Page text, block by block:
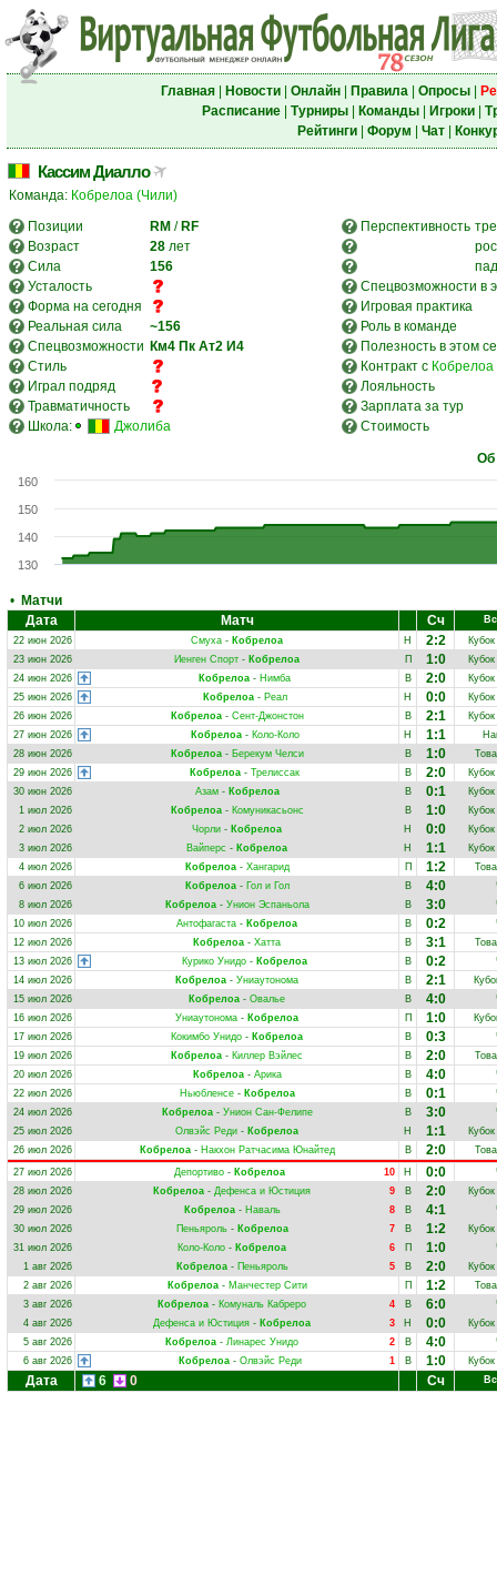
Главная| Новости| Онлайн| Правила| Опросы|
Расписание| Турниры| Команды| Игроки|
Рейтинги| Форум Чат|
Кассим Диалло
Команда: Кобрелоа (Чили)
Позиции
RM / RF Перспективность
Возраст
28 лет
Сила
156
Усталость
Спецвозможности в
Форма на сегодня
Игровая практика
Реальная сила
~156
Роль в команде
Спецвозможности Км4 Пк Ат2 И4
Полезность в этом
Стиль
Контракт с
Играл подряд
Лояльность
Травматичность
Зарплата за тур
Школа:
Джолиба Стоимость
Об
130
140
150
160
• Матчи
Дата
Матч Сч
22 июн 2026
Смуха - Кобрелоа Н 2:2
23 июн 2026
Иенген Спорт - Кобрелоа П 1:0
24 июн 2026
Кобрелоа - Нимба В 2:0
25 июн 2026
Кобрелоа- Реал Н 0:0
26 июн 2026
Кобрелоа- Сент-Джонстон В 2:1
27 июн 2026
Кобрелоа- Коло-Коло Н 1:1
28 июн 2026
Кобрелоа- Берекум Челси В 1:0
29 июн 2026
Кобрелоа - Трелиссак В 2:0
30 июн 2026
Азам- Кобрелоа В 0:1
1 июл 2026
Кобрелоа- Комуникасьонс В 1:0
2 июл 2026
Чорли - Кобрелоа Н 0:0
3 июл 2026
Вайперс - Кобрелоа Н 1:1
4 июл 2026
Кобрелоа- Хангарид П 1:2
6 июл 2026
Кобрелоа- Гол и Гол В 4:0
8 июл 2026
Кобрелоа- Унион Эспаньола В 3:0
10 июл 2026
Антофагаста - Кобрелоа В 0:2
12 июл 2026
Кобрелоа - Хатта В 3:1
13 июл 2026
Курико Унидо - Кобрелоа В 0:2
14 июл 2026
Кобрелоа - Униаутонома В 2:1
15 июл 2026
Кобрелоа - Овалье В 4:0
16 июл 2026
Униаутонома - Кобрелоа П 1:0
17 июл 2026
Кокимбо Унидо - Кобрелоа В 0:3
19 июл 2026
Кобрелоа - Киллер Вэйлес В 2:0
20 июл 2026
Кобрелоа- Арика В 4:0
22 июл 2026
Ньюбленсе- Кобрелоа В 0:1
24 июл 2026
Кобрелоа- Унион Сан-Фелипе В 3:0
25 июл 2026
Олвэйс Реди - Кобрелоа Н 1:1
26 июл 2026
Кобрелоа- Накхон Ратчасима Юнайтед В 2:0
27 июл 2026
10
Депортиво- Кобрелоа Н 0:0
28 июл 2026
9
Кобрелоа - Дефенса и Юстиция В 2:0
29 июл 2026
8
Кобрелоа- Наваль В 4:1
30 июл 2026
7
Пеньяроль- Кобрелоа В 1:2
31 июл 2026
6
Коло-Коло - Кобрелоа П 1:0
1 авг 2026
5
Кобрелоа- Пеньяроль В 2:0
2 авг 2026
Кобрелоа- Манчестер Сити П 1:2
3 авг 2026
4
Кобрелоа - Комуналь Кабреро В 6:0
4 авг 2026
3
Дефенса и Юстиция - Кобрелоа Н 0:0
5 авг 2026
2
Кобрелоа - Линарес Унидо В 4:0
6 авг 2026
1
Кобрелоа- Олвэйс Реди В 1:0
Дата 6 0 Сч